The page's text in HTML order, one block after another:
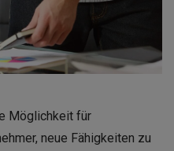
Möglichkeit für
neue Fähigkeiten zu